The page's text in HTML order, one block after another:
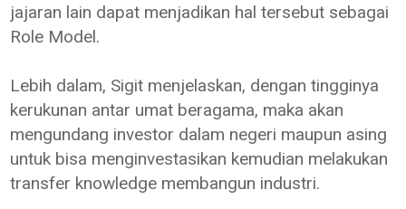
jajaran lain dapat menjadikan hal tersebut sebagai
Role Model.
Lebih dalam, Sigit menjelaskan, dengan tingginya
kerukunan antar umat beragama, maka akan
mengundang investor dalam negeri maupun asing
untuk bisa menginvestasikan kemudian melakukan
transfer knowledge membangun industri.